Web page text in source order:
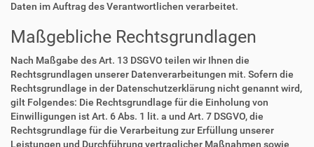
Daten im Auftrag des Verantwortlichen verarbeitet.
Maßgebliche Rechtsgrundlagen
Nach Maßgabe des Art. 13 DSGVO teilen wir Ihnen die
Rechtsgrundlagen unserer Datenverarbeitungen mit. Sofern die
Rechtsgrundlage in der Datenschutzerklärung nicht genannt wird,
gilt Folgendes: Die Rechtsgrundlage für die Einholung von
Einwilligungen ist Art. 6 Abs. 1 lit. a und Art. 7 DSGVO, die
Rechtsgrundlage für die Verarbeitung zur Erfüllung unserer
Leistungen und Durchführung vertraglicher Maßnahmen sowie